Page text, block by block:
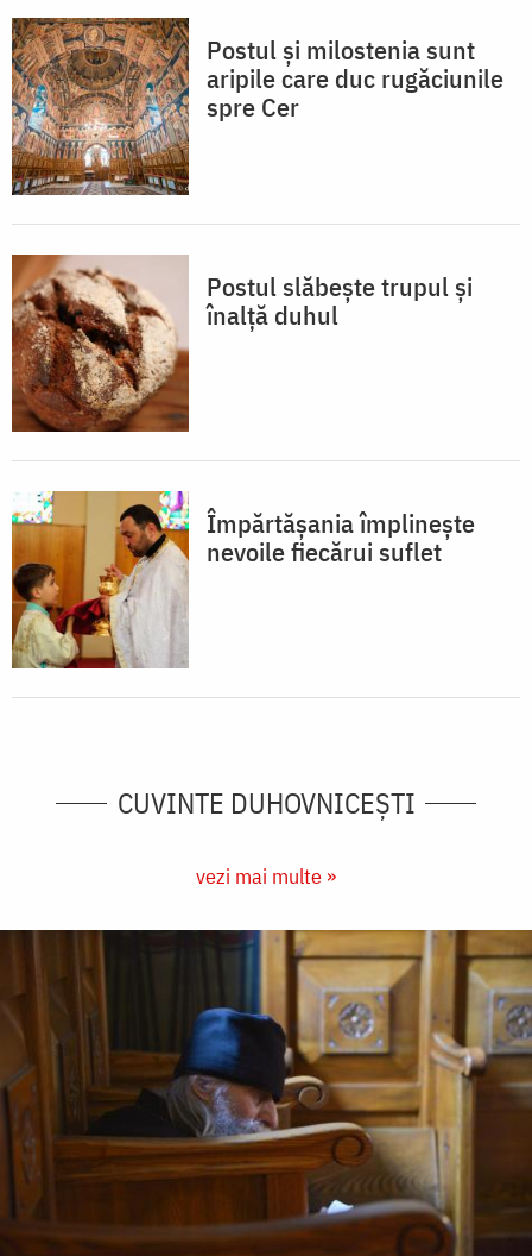
Postul și milostenia sunt
aripile care duc rugăciunile
spre Cer
Postul slăbește trupul și
înalță duhul
Împărtășania împlinește
nevoile fiecărui suflet
CUVINTE DUHOVNICEȘTI
vezi mai multe »